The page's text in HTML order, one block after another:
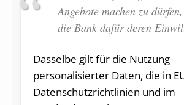
Angebote machen zu
die Bank dafür deren
Dasselbe gilt für die Nutzung
personalisierter Daten, die in
Datenschutzrichtlinien und im